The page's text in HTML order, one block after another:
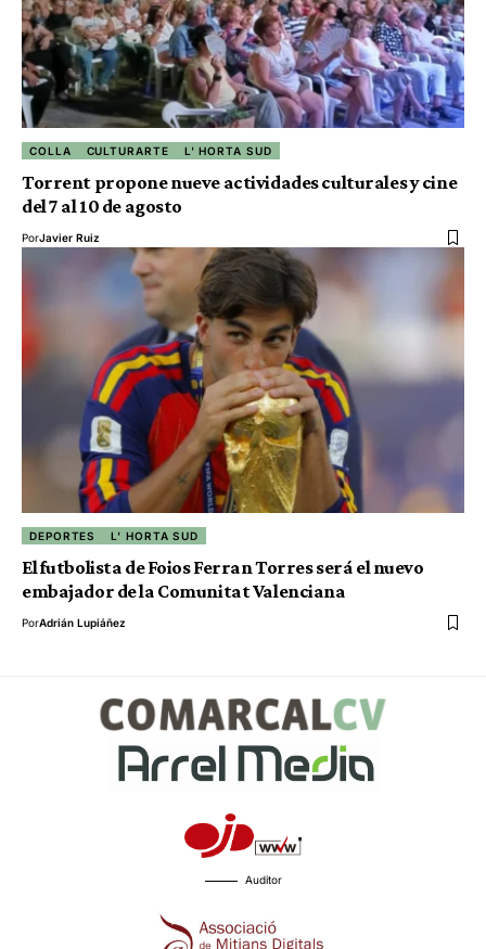
COLLA CULTURARTE L' HORTA SUD
Torrent propone nueve actividades culturales y cine
del 7 al 10 de agosto
PorJavier Ruiz
DEPORTES L' HORTA SUD
El futbolista de Foios Ferran Torres será el nuevo
embajador de la Comunitat Valenciana
PorAdrián Lupiáñez
Auditor